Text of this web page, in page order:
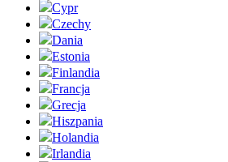
Cypr
Czechy
Dania
Estonia
Finlandia
Francja
Grecja
Hiszpania
Holandia
Irlandia